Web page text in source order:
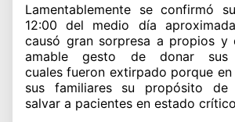
Lamentablemente se confirmó
12:00 del medio día
causó gran sorpresa a propios y
amable gesto de donar sus
cuales fueron extirpado porque
sus familiares su propósito de
salvar a pacientes en estado